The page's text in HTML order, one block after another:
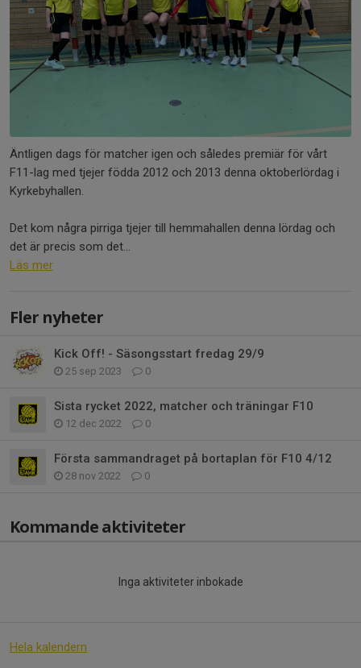
Äntligen dags för matcher igen och således premiär för vårt
F11-lag med tjejer födda 2012 och 2013 denna oktoberlördag i
Kyrkebyhallen.
Det kom några pirriga tjejer till hemmahallen denna lördag och
det är precis som det...
Läs mer
Fler nyheter
Kick Off! - Säsongsstart fredag 29/9
25 sep 2023 0
Sista rycket 2022, matcher och träningar F10
12 dec 2022 0
Första sammandraget på bortaplan för F10 4/12
28 nov 2022 0
Kommande aktiviteter
Inga aktiviteter inbokade
Hela kalendern